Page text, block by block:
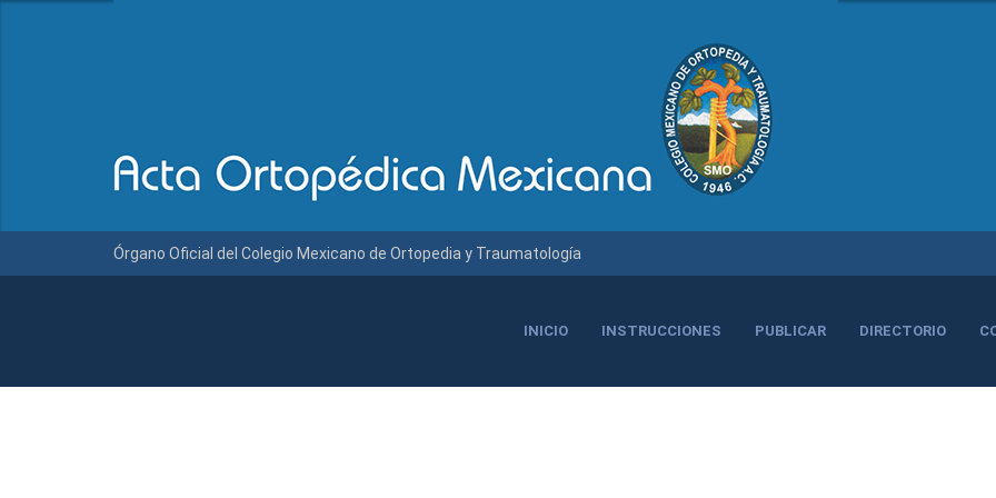
Órgano Oficial del Colegio Mexicano de Ortopedia y Traumatología
INICIO INSTRUCCIONES PUBLICAR DIRECTORIO